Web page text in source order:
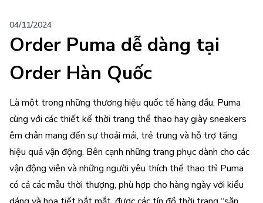
04/11/2024
Order Puma dễ dàng tại
Order Hàn Quốc
Là một trong những thương hiệu quốc tế hàng đầu, Puma
cùng với các thiết kế thời trang thể thao hay giày sneakers
êm chân mang đến sự thoải mái, trẻ trung và hỗ trợ tăng
hiệu quả vận động. Bên cạnh những trang phục dành cho các
vận động viên và những người yêu thích thể thao thì Puma
có cả các mẫu thời thượng, phù hợp cho hàng ngày với kiểu